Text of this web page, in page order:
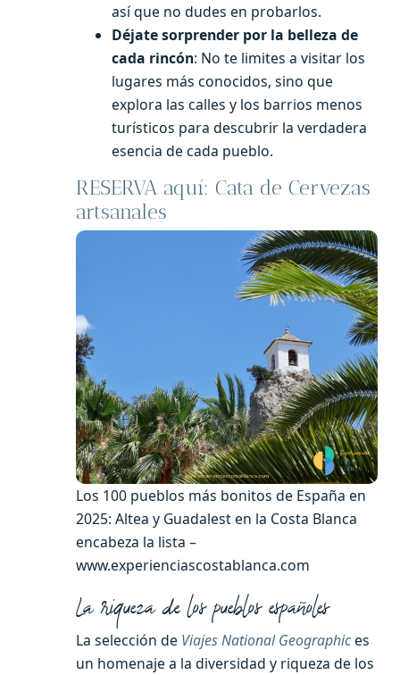
así que no dudes en probarlos.
Déjate sorprender por la belleza de
cada rincón: No te limites a visitar los
lugares más conocidos, sino que
explora las calles y los barrios menos
turísticos para descubrir la verdadera
esencia de cada pueblo.
RESERVA aquí: Cata de Cervezas
artsanales
Los 100 pueblos más bonitos de España en
2025: Altea y Guadalest en la Costa Blanca
encabeza la lista –
www.experienciascostablanca.com
La riqueza de los pueblos españoles
La selección de Viajes National Geographices
un homenaje a la diversidad y riqueza de los